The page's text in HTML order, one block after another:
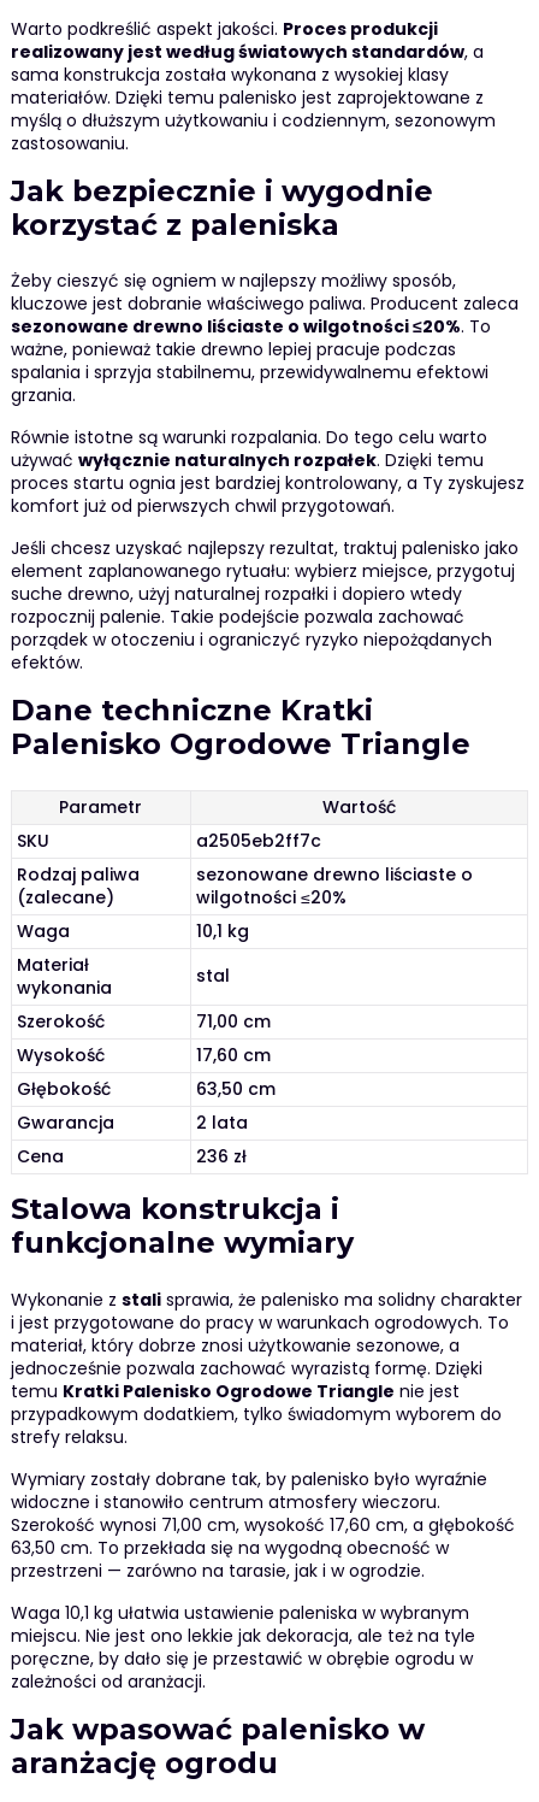
Warto podkreślić aspekt jakości. Proces produkcji
realizowany jest według światowych standardów, a
sama konstrukcja została wykonana z wysokiej klasy
materiałów. Dzięki temu palenisko jest zaprojektowane z
myślą o dłuższym użytkowaniu i codziennym, sezonowym
zastosowaniu.
Jak bezpiecznie i wygodnie
korzystać z paleniska
Żeby cieszyć się ogniem w najlepszy możliwy sposób,
kluczowe jest dobranie właściwego paliwa. Producent zaleca
sezonowane drewno liściaste o wilgotności ≤20%. To
ważne, ponieważ takie drewno lepiej pracuje podczas
spalania i sprzyja stabilnemu, przewidywalnemu efektowi
grzania.
Równie istotne są warunki rozpalania. Do tego celu warto
używać wyłącznie naturalnych rozpałek. Dzięki temu
proces startu ognia jest bardziej kontrolowany, a Ty zyskujesz
komfort już od pierwszych chwil przygotowań.
Jeśli chcesz uzyskać najlepszy rezultat, traktuj palenisko jako
element zaplanowanego rytuału: wybierz miejsce, przygotuj
suche drewno, użyj naturalnej rozpałki i dopiero wtedy
rozpocznij palenie. Takie podejście pozwala zachować
porządek w otoczeniu i ograniczyć ryzyko niepożądanych
efektów.
Dane techniczne Kratki
Palenisko Ogrodowe Triangle
Parametr
Wartość
SKU
a2505eb2ff7c
Rodzaj paliwa
(zalecane)
sezonowane drewno liściaste o
wilgotności ≤20%
Waga
10,1 kg
Materiał
wykonania
stal
Szerokość
71,00 cm
Wysokość
17,60 cm
Głębokość
63,50 cm
Gwarancja
2 lata
Cena
236 zł
Stalowa konstrukcja i
funkcjonalne wymiary
Wykonanie z stalisprawia, że palenisko ma solidny charakter
i jest przygotowane do pracy w warunkach ogrodowych. To
materiał, który dobrze znosi użytkowanie sezonowe, a
jednocześnie pozwala zachować wyrazistą formę. Dzięki
temu Kratki Palenisko Ogrodowe Triangle nie jest
przypadkowym dodatkiem, tylko świadomym wyborem do
strefy relaksu.
Wymiary zostały dobrane tak, by palenisko było wyraźnie
widoczne i stanowiło centrum atmosfery wieczoru.
Szerokość wynosi 71,00 cm, wysokość 17,60 cm, a głębokość
63,50 cm. To przekłada się na wygodną obecność w
przestrzeni — zarówno na tarasie, jak i w ogrodzie.
Waga 10,1 kg ułatwia ustawienie paleniska w wybranym
miejscu. Nie jest ono lekkie jak dekoracja, ale też na tyle
poręczne, by dało się je przestawić w obrębie ogrodu w
zależności od aranżacji.
Jak wpasować palenisko w
aranżację ogrodu